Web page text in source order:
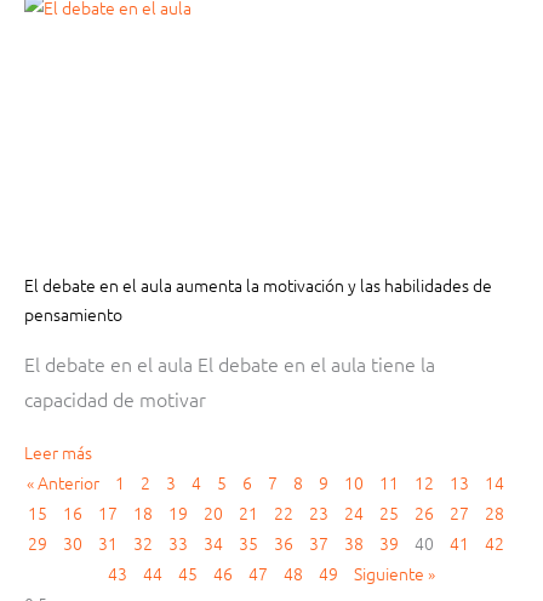
El debate en el aula aumenta la motivación y las habilidades de
pensamiento
El debate en el aula El debate en el aula tiene la
capacidad de motivar
Leer más
« Anterior
1 2 3 4 5 6 7 8 9 10 11 12 13
14
15
16 17 18 19 20 21 22 23 24 25 26 27
28
29
30 31 32 33 34 35 36 37 38 39 40 41
42
43
44 45 46 47 48 49 Siguiente »